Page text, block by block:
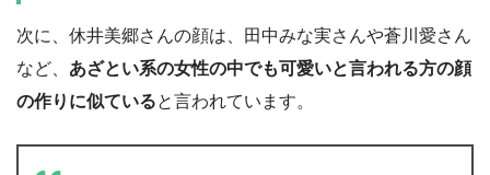
次に、休井美郷さんの顔は、田中みな実さんや蒼川愛さん
など、 あざとい系の女性の中でも可愛いと言われる方の顔
の作りに似ていると言われています。